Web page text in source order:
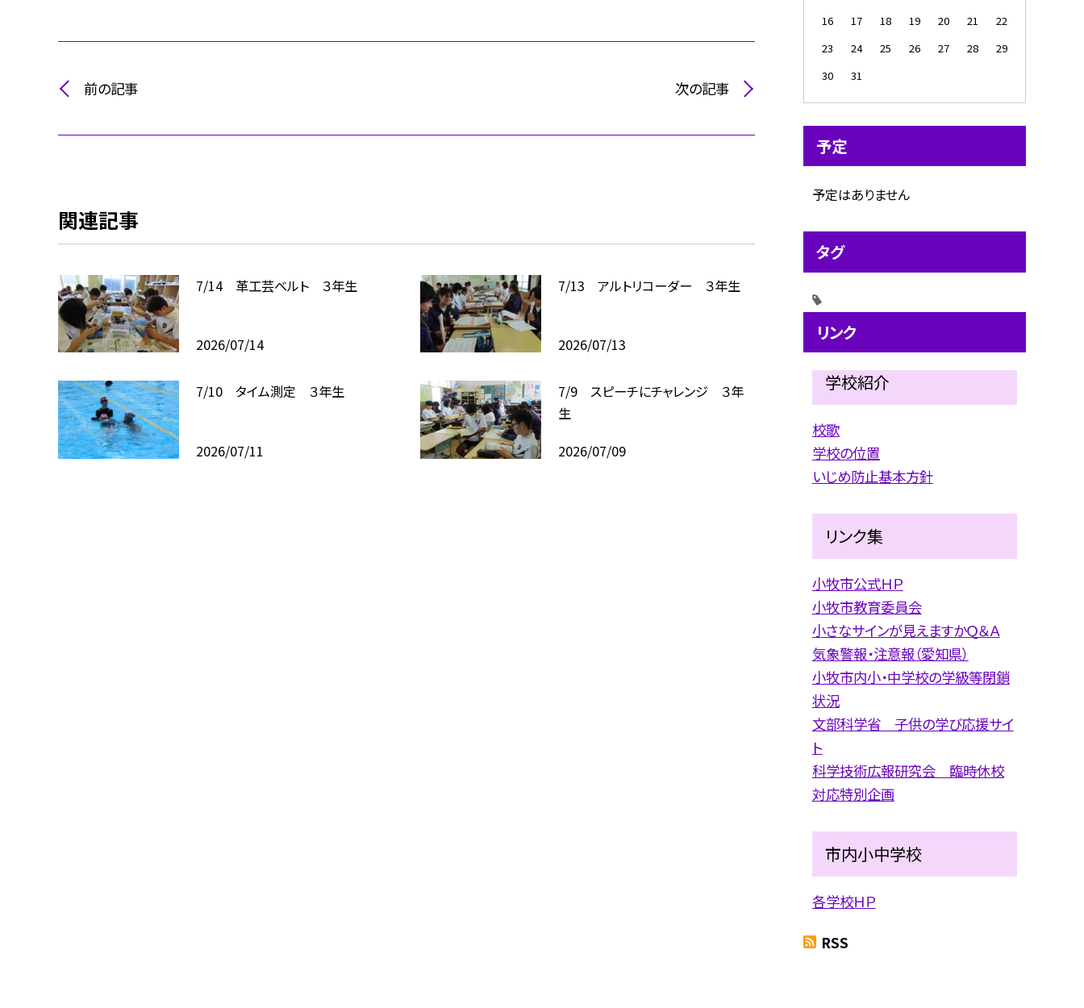
前の記事 次の記事
関連記事
7/14 革工芸ベルト ３年生
2026/07/14
7/13 アルトリコーダー ３年生
2026/07/13
7/10 タイム測定 ３年生
2026/07/11
7/9 スピーチにチャレンジ ３年
生
2026/07/09
16
17 18 19 20 21
22
23
24 25 26 27 28
29
30
31
予定
予定はありません
タグ
リンク
学校紹介
校歌
学校の位置
いじめ防止基本方針
リンク集
小牧市公式ＨＰ
小牧市教育委員会
小さなサインが見えますかＱ＆Ａ
気象警報・注意報（愛知県）
小牧市内小・中学校の学級等閉鎖
状況
文部科学省 子供の学び応援サイ
ト
科学技術広報研究会 臨時休校
対応特別企画
市内小中学校
各学校ＨＰ
RSS